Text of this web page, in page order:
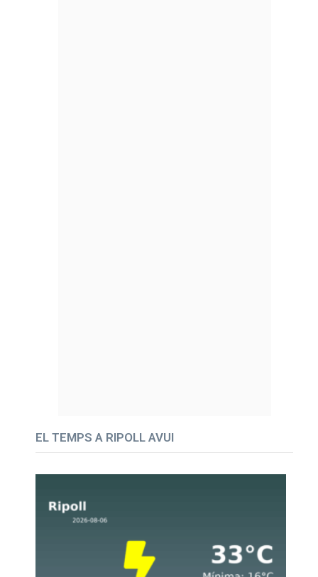
EL TEMPS A RIPOLL AVUI